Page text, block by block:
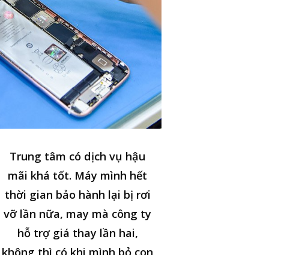
Trung tâm có dịch vụ hậu
mãi khá tốt. Máy mình hết
thời gian bảo hành lại bị rơi
vỡ lần nữa, may mà công ty
hỗ trợ giá thay lần hai,
không thì có khi mình bỏ con